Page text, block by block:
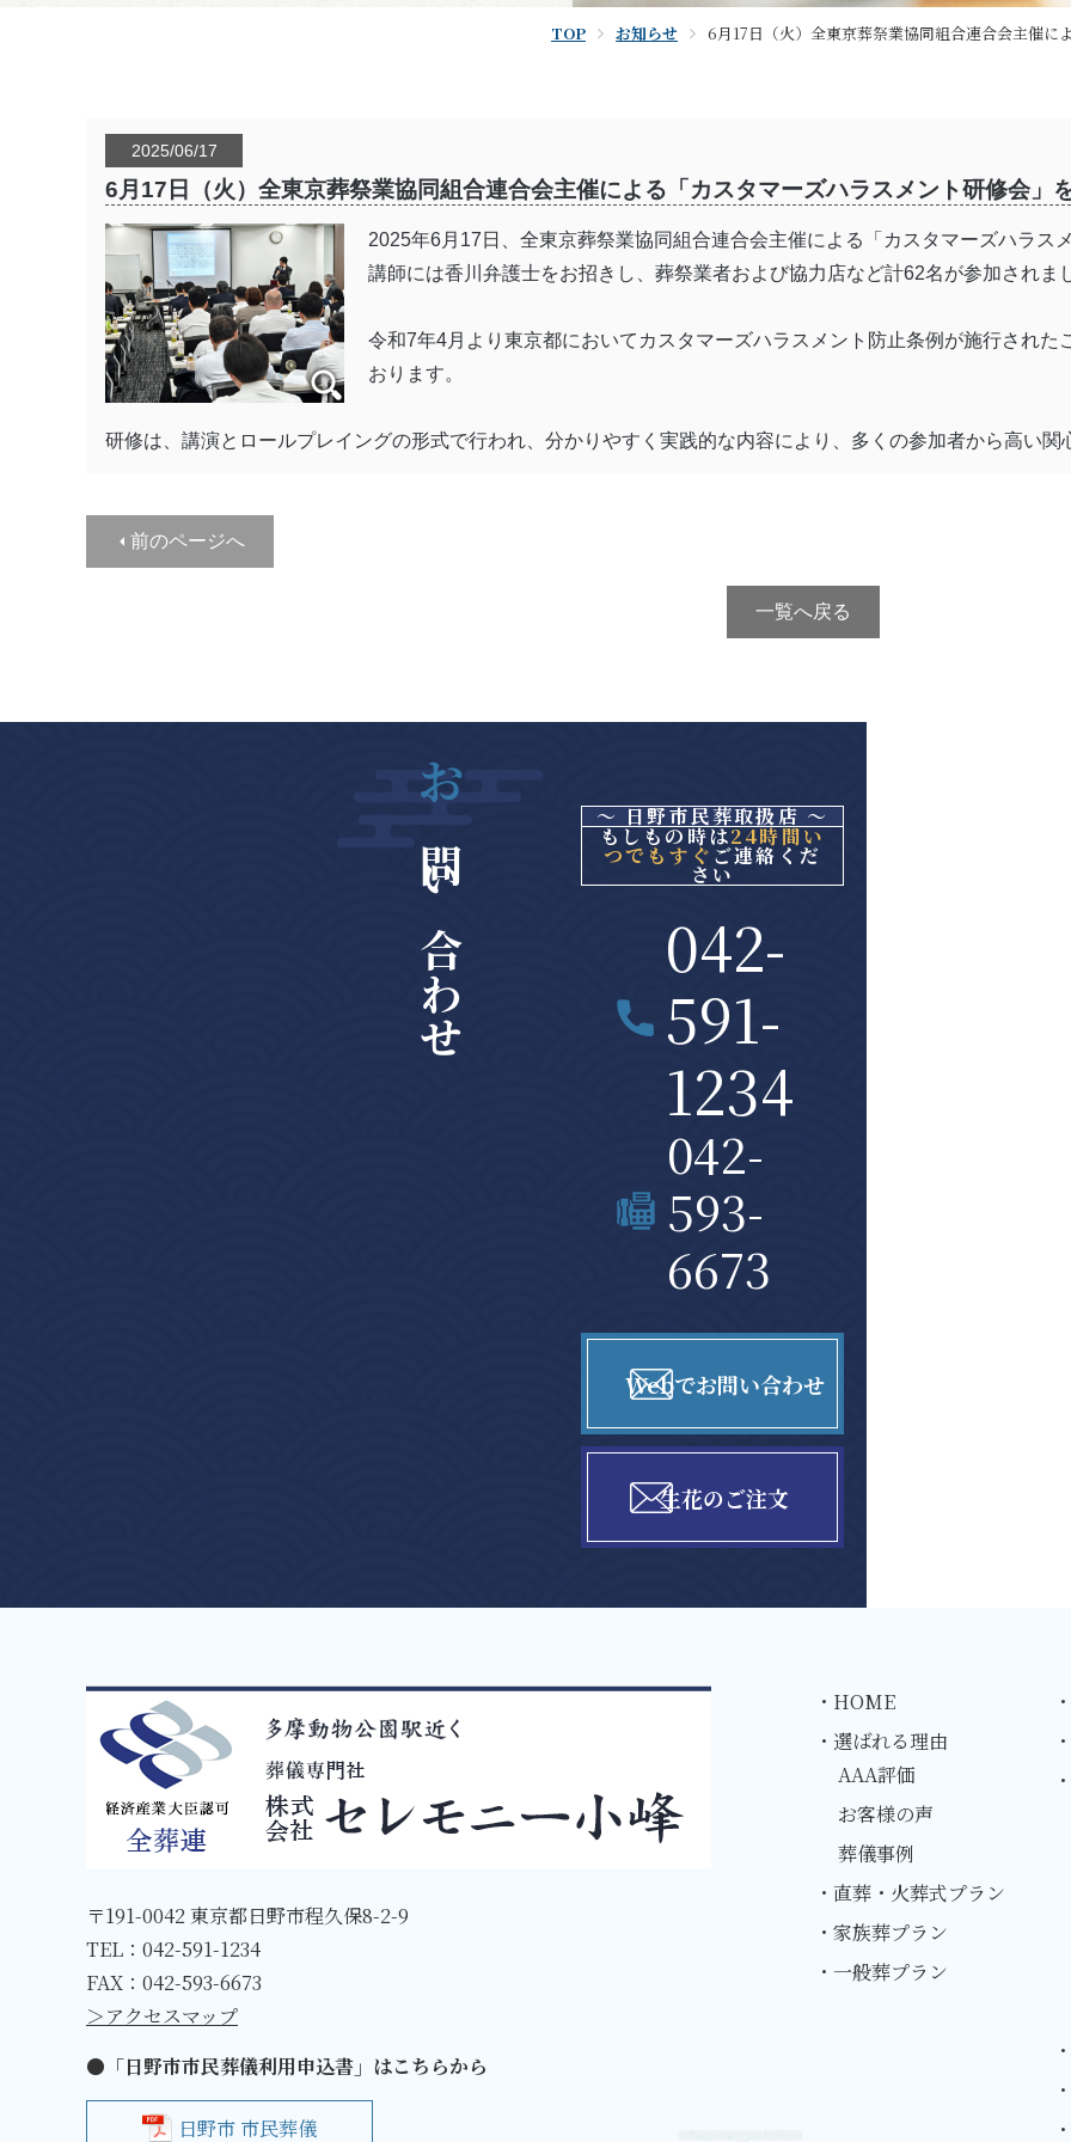
TOP お知らせ 6月17日（火）全東京葬祭業協同組合連合会主催に
2025/06/17
6月17日（火）全東京葬祭業協同組合連合会主催による「カスタマーズハラスメント研修会」
2025年6月17日、全東京葬祭業協同組合連合会主催による「カスタマーズハラス
講師には香川弁護士をお招きし、葬祭業者および協力店など計62名が参加されま
令和7年4月より東京都においてカスタマーズハラスメント防止条例が施行され
おります。
研修は、講演とロールプレイングの形式で行われ、分かりやすく実践的な内容により、多くの参加者から高い関
前のページへ
一覧へ戻る
お
問い合わせ
～ 日野市民葬取扱店 ～
もしもの時は24時間い
つでもすぐ ご連絡くだ
さい
042-
591-
1234
042-
593-
6673
Webでお問い合わせ
生花のご注文
〒191-0042 東京都日野市程久保8-2-9
TEL： 042-591-1234
FAX：042-593-6673
＞アクセスマップ
●「日野市市民葬儀利用申込書」はこちらから
日野市 市民葬儀
・HOME
・選ばれる理由
AAA評価
お客様の声
葬儀事例
・直葬・火葬式プラン
・家族葬プラン
・一般葬プラン